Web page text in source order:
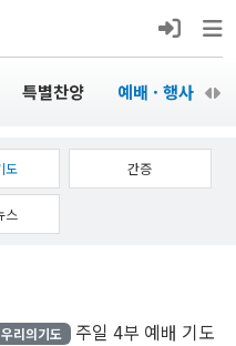
특별찬양 예배 · 행사
도 간증
스
2026-08-02 신준석 성도
주일 4부 예배 기도
우리의기도 주일 4부 예배 기도